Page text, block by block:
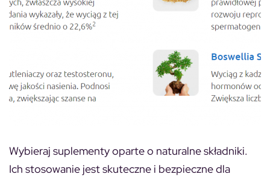
Wybieraj suplementy oparte o naturalne składniki.
Ich stosowanie jest skuteczne i bezpieczne dla